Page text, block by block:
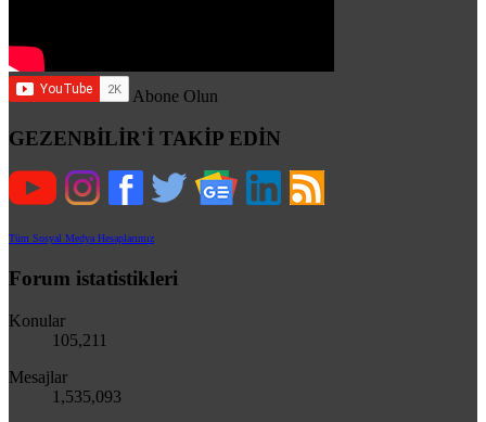
Abone Olun
GEZENBİLİR'İ TAKİP EDİN
Tüm Sosyal Medya Hesaplarımız
Forum istatistikleri
Konular
105,211
Mesajlar
1,535,093